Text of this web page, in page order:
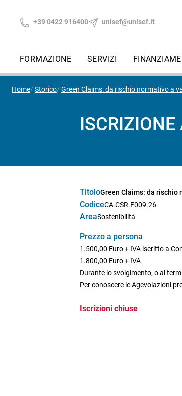
+39 0422 916400 unisef@unisef.it
FORMAZIONE SERVIZI
Home Storico Green Claims: da rischio normativo a
ISCRIZIONE
TitoloGreen Claims: da
CodiceCA.CSR.F009.26
AreaSostenibilità
Prezzo a persona
1.500,00 Euro + IVA iscritto a
1.800,00 Euro + IVA
Durante lo svolgimento, o al
Per conoscere le Agevolazioni
Iscrizioni chiuse